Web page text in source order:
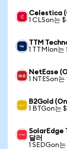
Celestica
1 CLSon는
TTM
1 TTMIon
NetEase
1 NTESon
B2Gold
1 BTGon는
SolarEdge
달러
1 SEDGon